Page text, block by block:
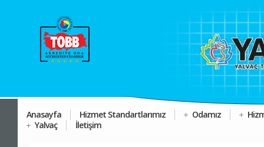
Anasayfa Hizmet Standartlarımız Odamız
Yalvaç
İletişim